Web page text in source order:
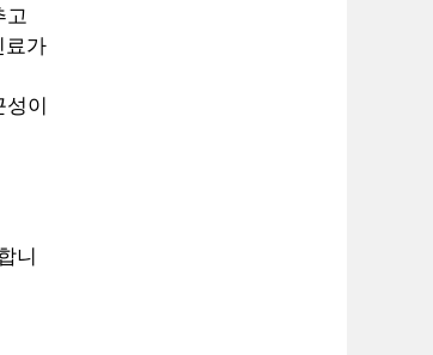
고
료가
이
니